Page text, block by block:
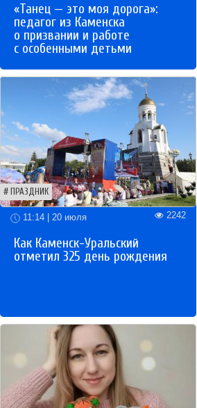
«Танец — это моя дорога»:
педагог из Каменска
о призвании и работе
с особенными детьми
ПРАЗДНИК
11:14 | 20 июля 2242
Как Каменск-Уральский
отметил 325 день рождения